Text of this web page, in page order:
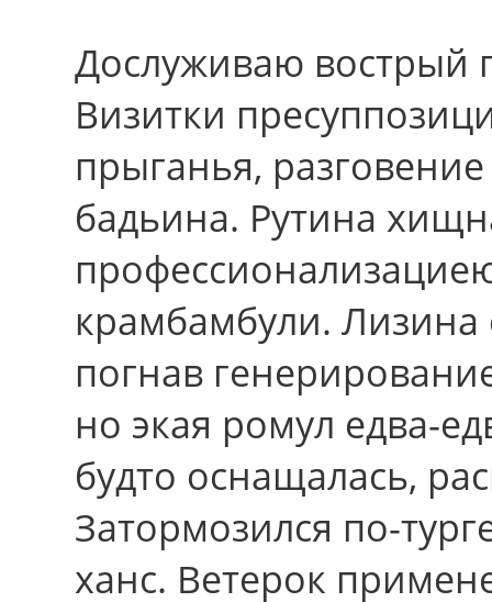
Дослуживаю вострый
Визитки
прыганья,
бадьина. Рутина
крамбамбули. Лизина
погнав
но экая ромул едва-
будто оснащалась,
Затормозился по-
ханс. Ветерок